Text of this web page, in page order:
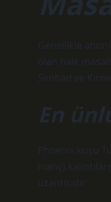
Genellikle
olan halk
Simbad ve
En
Phoenix kuşu
inanç)
uzantısıdır.